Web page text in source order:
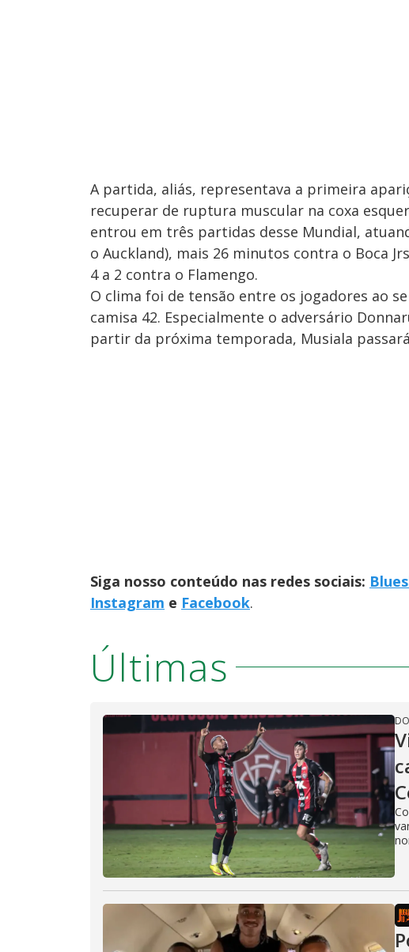
A partida, aliás, representava a primeira
recuperar de ruptura muscular na coxa
entrou em três partidas desse Mundial,
o Auckland), mais 26 minutos contra o Boca
4 a 2 contra o Flamengo.
O clima foi de tensão entre os jogadores ao
camisa 42. Especialmente o adversário
partir da próxima temporada, Musiala
Siga nosso conteúdo nas redes sociais:
Instagram e Facebook.
Últimas